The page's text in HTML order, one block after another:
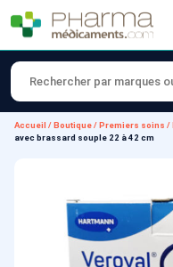
Accueil / Boutique/ Premiers soins /
avec brassard souple 22 à 42 cm